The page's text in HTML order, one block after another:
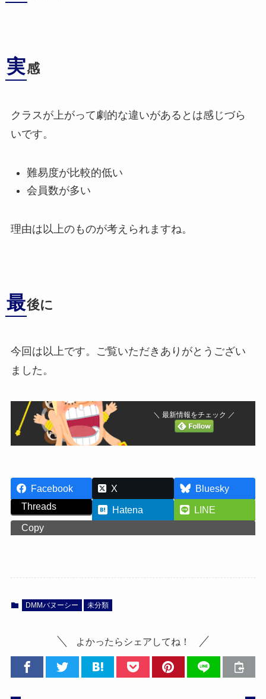
実感
クラスが上がって劇的な違いがあるとは感じづら
いです。
難易度が比較的低い
会員数が多い
理由は以上のものが考えられますね。
最後に
今回は以上です。ご覧いただきありがとうござい
ました。
＼ 最新情報をチェック ／
Facebook X
Bluesky
Threads
Hatena
LINE
Copy
DMMバヌーシー 未分類
よかったらシェアしてね！